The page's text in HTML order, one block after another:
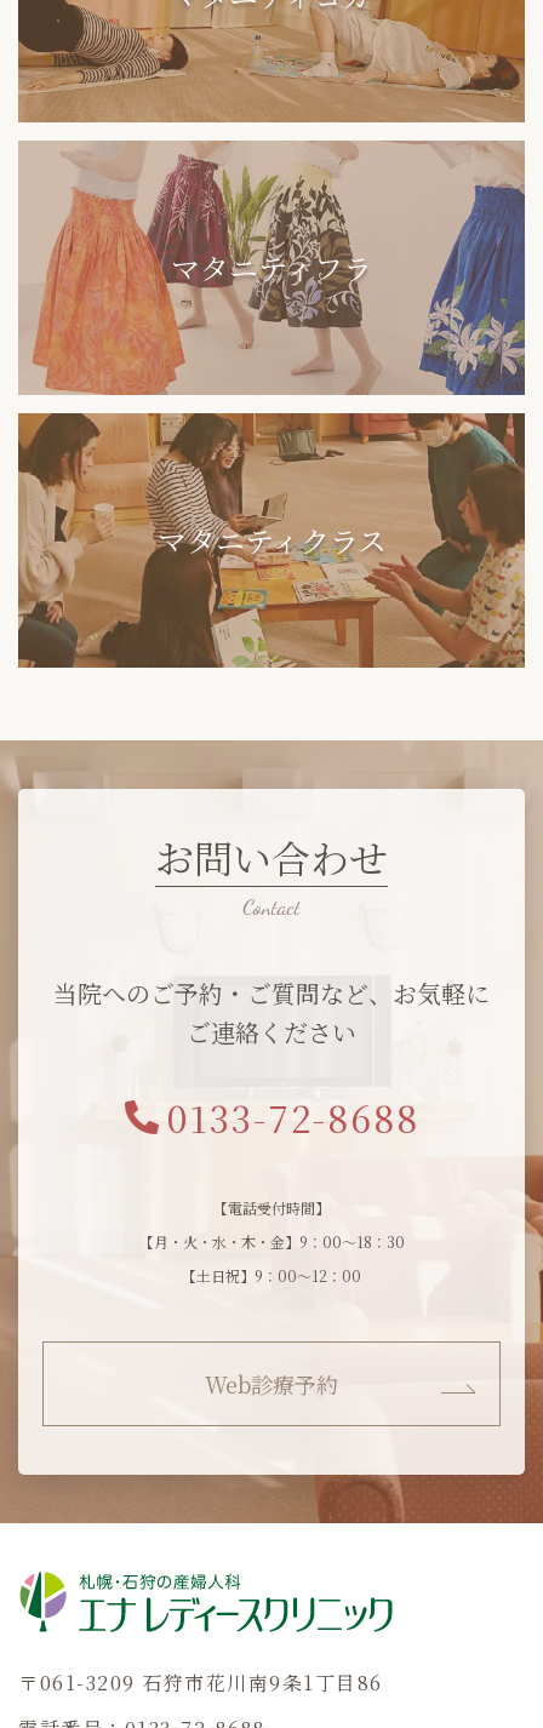
マタニティフラ
マタニティクラス
お問い合わせ
当院へのご予約・ご質問など、お気軽に
ご連絡ください
0133-72-8688
【電話受付時間】
【月・火・水・木・金】9：00～18：30
【土日祝】9：00～12：00
Web診療予約
〒061-3209 石狩市花川南9条1丁目86